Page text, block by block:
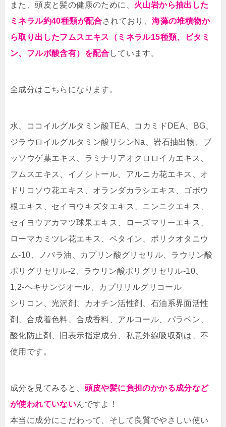
また、頭皮と髪の健康のために、 火山岩から抽出した
ミネラル約40種類が配合されており、海藻の堆積物か
ら取り出したフムスエキス（ミネラル15種類、ビタミ
ン、フルボ酸含有）を配合 しています。
全成分はこちらになります。
水、ココイルグルタミン酸TEA、コカミドDEA、BG、
ジラウロイルグルタミン酸リシンNa、岩石抽出物、ブ
ッソウゲ葉エキス、ラミナリアオクロロイカエキス、
フムスエキス、イノシトール、アルニカ花エキス、オ
ドリコソウ花エキス、オランダカラシエキス、ゴボウ
根エキス、セイヨウキズタエキス、ニンニクエキス、
セイヨウアカマツ球果エキス、ローズマリーエキス、
ローマカミツレ花エキス、ベタイン、ポリクオタニウ
ム-10、ノバラ油、カプリン酸グリセリル、ラウリン酸
ポリグリセリル-2、ラウリン酸ポリグリセリル-10、
1,2-ヘキサンジオール、カプリリルグリコール
シリコン、光沢剤、カオチン活性剤、石油系界面活性
剤、合成着色料、合成香料、アルコール、パラベン、
酸化防止剤、旧表示指定成分、私意外線吸収剤は、不
使用です。
成分を見てみると、 頭皮や髪に負担のかかる成分など
が使われていないんですよ！
本当に成分にこだわって、そして良質でやさしい使い